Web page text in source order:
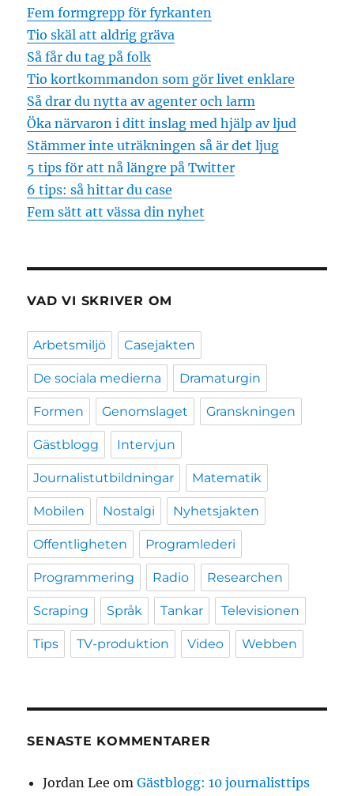
Fem formgrepp för fyrkanten
Tio skäl att aldrig gräva
Så får du tag på folk
Tio kortkommandon som gör livet enklare
Så drar du nytta av agenter och larm
Öka närvaron i ditt inslag med hjälp av ljud
Stämmer inte uträkningen så är det ljug
5 tips för att nå längre på Twitter
6 tips: så hittar du case
Fem sätt att vässa din nyhet
VAD VI SKRIVER OM
Arbetsmiljö Casejakten
De sociala medierna Dramaturgin
Formen Genomslaget Granskningen
Gästblogg Intervjun
Journalistutbildningar Matematik
Mobilen Nostalgi Nyhetsjakten
Offentligheten Programlederi
Programmering Radio Researchen
Scraping Språk Tankar Televisionen
Tips TV-produktion Video Webben
SENASTE KOMMENTARER
Jordan Lee omGästblogg: 10 journalisttips